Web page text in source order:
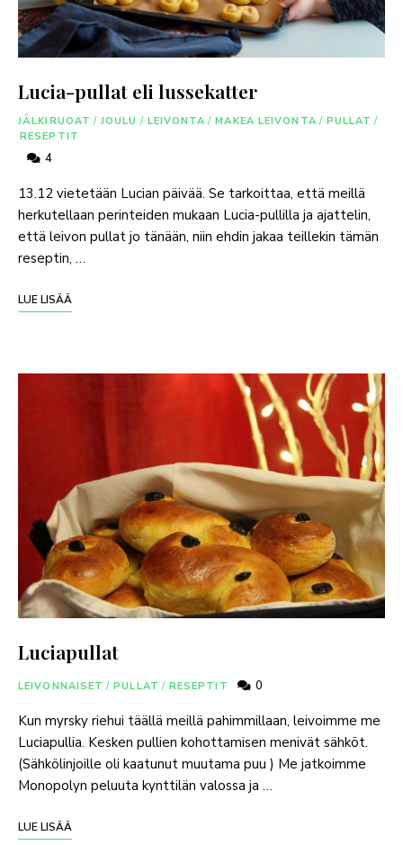
Lucia-pullat eli lussekatter
JÄLKIRUOAT / JOULU / LEIVONTA / MAKEA LEIVONTA / PULLAT /
RESEPTIT
4
13.12 vietetään Lucian päivää. Se tarkoittaa, että meillä
herkutellaan perinteiden mukaan Lucia-pullilla ja ajattelin,
että leivon pullat jo tänään, niin ehdin jakaa teillekin tämän
reseptin, …
LUE LISÄÄ
Luciapullat
LEIVONNAISET / PULLAT / RESEPTIT 0
Kun myrsky riehui täällä meillä pahimmillaan, leivoimme me
Luciapullia. Kesken pullien kohottamisen menivät sähköt.
(Sähkölinjoille oli kaatunut muutama puu ) Me jatkoimme
Monopolyn peluuta kynttilän valossa ja …
LUE LISÄÄ